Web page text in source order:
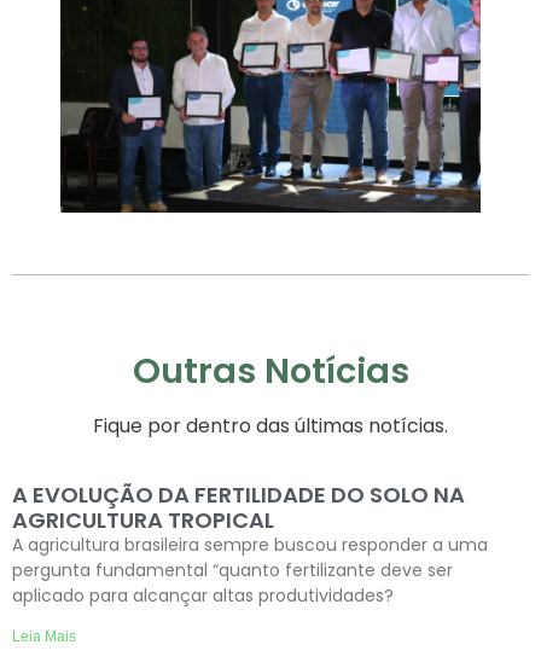
Outras Notícias
Fique por dentro das últimas notícias.
A EVOLUÇÃO DA FERTILIDADE DO SOLO NA
AGRICULTURA TROPICAL
A agricultura brasileira sempre buscou responder a uma
pergunta fundamental “quanto fertilizante deve ser
aplicado para alcançar altas produtividades?
Leia Mais